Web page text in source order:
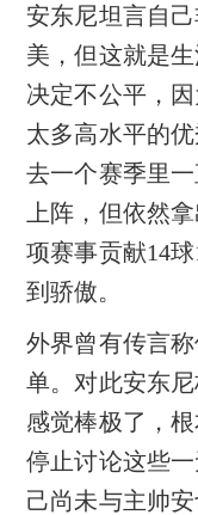
安东尼坦言自
美，但这就是
决定不公平，
太多高水平的
去一个赛季里
上阵，但依然
项赛事贡献14
到骄傲。
外界曾有传言
单。对此安东
感觉棒极了，
停止讨论这些
己尚未与主帅